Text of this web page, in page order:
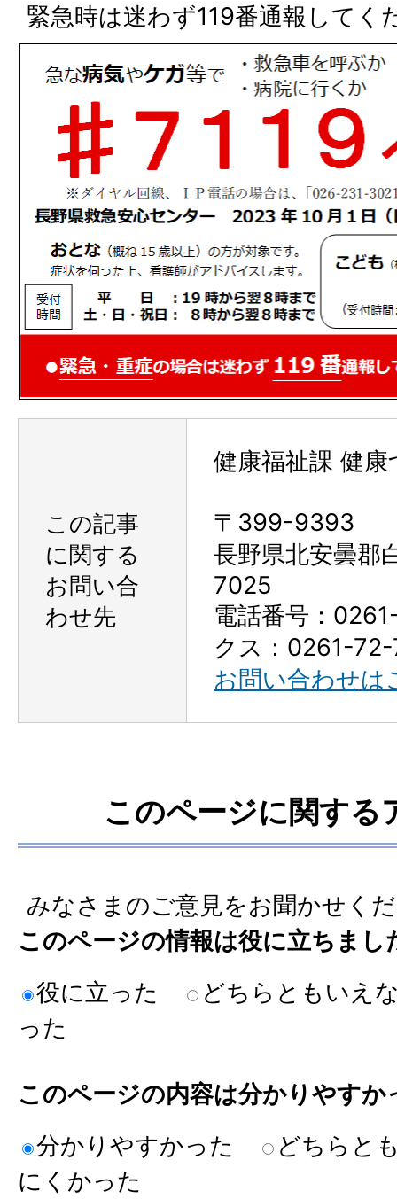
緊急時は迷わず119番通報してく
この記事
に関する
お問い合
わせ先
健康福祉課 健
〒399-9393
長野県北安曇郡
7025
電話番号：
クス：0261-
お問い合わせは
このページに関する
みなさまのご意見をお聞かせく
このページの情報は役に立ちまし
役に立った
どちらともいえ
った
このページの内容は分かりやすか
分かりやすかった
どちらと
にくかった